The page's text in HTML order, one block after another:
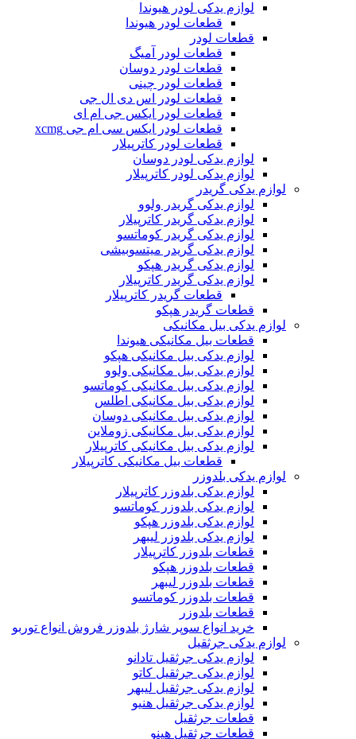
لوازم یدکی لودر هیوندا
قطعات لودر هیوندا
قطعات لودر
قطعات لودر آمیگ
قطعات لودر دوسان
قطعات لودر چینی
قطعات لودر اس دی ال جی
قطعات لودر ایکس جی ام ای
قطعات لودر ایکس سی ام جی xcmg
قطعات لودر کاترپیلار
لوازم یدکی لودر دوسان
لوازم یدکی لودر کاترپیلار
لوازم یدکی گریدر
لوازم یدکی گریدر ولوو
لوازم یدکی گریدر کاترپیلار
لوازم یدکی گریدر کوماتسو
لوازم یدکی گریدر میتسوبیشی
لوازم یدکی گریدر هپکو
لوازم یدکی گریدر کاترپیلار
قطعات گریدر کاترپیلار
قطعات گریدر هپکو
لوازم یدکی بیل مکانیکی
قطعات بیل مکانیکی هیوندا
لوازم یدکی بیل مکانیکی هپکو
لوازم یدکی بیل مکانیکی ولوو
لوازم یدکی بیل مکانیکی کوماتسو
لوازم یدکی بیل مکانیکی اطلس
لوازم یدکی بیل مکانیکی دوسان
لوازم یدکی بیل مکانیکی زوملاین
لوازم یدکی بیل مکانیکی کاترپیلار
قطعات بیل مکانیکی کاترپیلار
لوازم یدکی بلدوزر
لوازم یدکی بلدوزر کاترپیلار
لوازم یدکی بلدوزر کوماتسو
لوازم یدکی بلدوزر هپکو
لوازم یدکی بلدوزر لیبهر
قطعات بلدوزر کاترپیلار
قطعات بلدوزر هپکو
قطعات بلدوزر لیبهر
قطعات بلدوزر کوماتسو
قطعات بلدوزر
خرید انواع سوپر شارژ بلدوزر فروش انواع توربو
لوازم یدکی جرثقیل
لوازم یدکی جرثقیل تادانو
لوازم یدکی جرثقیل کاتو
لوازم یدکی جرثقیل لیبهر
لوازم یدکی جرثقیل هنیو
قطعات جرثقیل
قطعات جرثقیل هینو